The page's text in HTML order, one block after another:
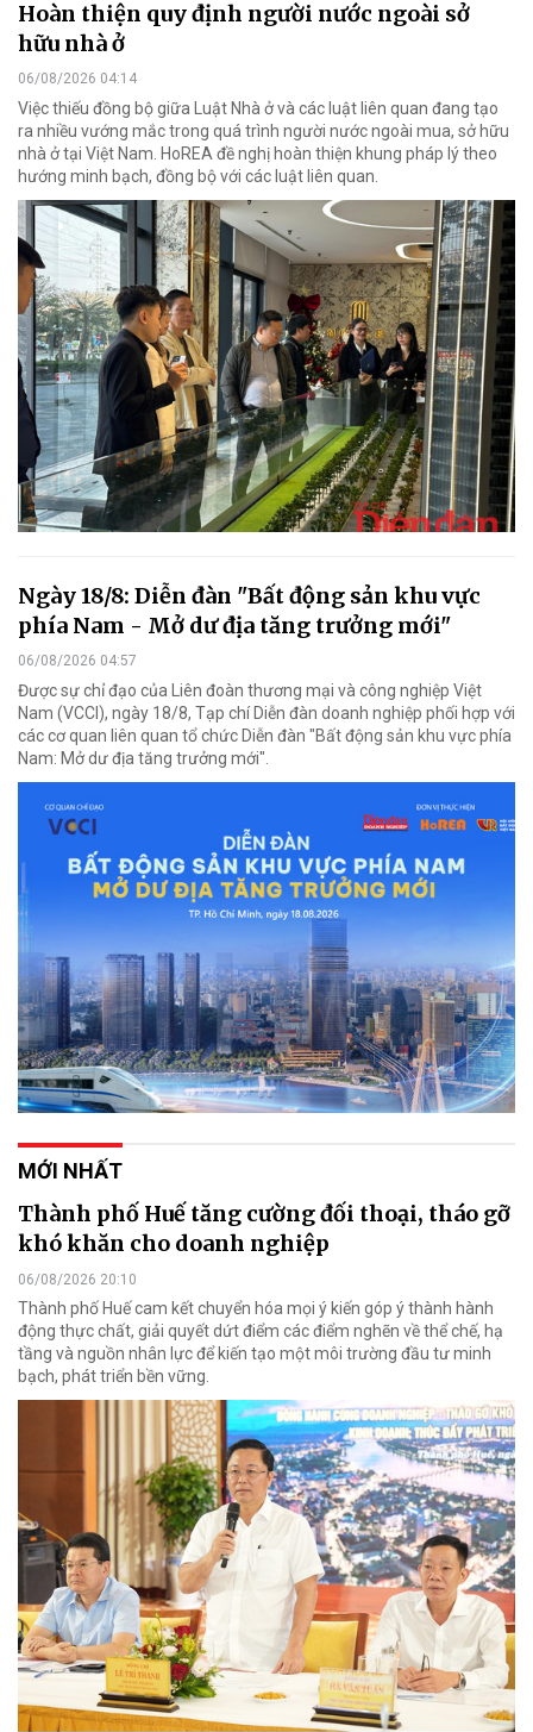
Hoàn thiện quy định người nước ngoài sở
hữu nhà ở
06/08/2026 04:14
Việc thiếu đồng bộ giữa Luật Nhà ở và các luật liên quan đang tạo
ra nhiều vướng mắc trong quá trình người nước ngoài mua, sở hữu
nhà ở tại Việt Nam. HoREA đề nghị hoàn thiện khung pháp lý theo
hướng minh bạch, đồng bộ với các luật liên quan.
Ngày 18/8: Diễn đàn "Bất động sản khu vực
phía Nam - Mở dư địa tăng trưởng mới"
06/08/2026 04:57
Được sự chỉ đạo của Liên đoàn thương mại và công nghiệp Việt
Nam (VCCI), ngày 18/8, Tạp chí Diễn đàn doanh nghiệp phối hợp với
các cơ quan liên quan tổ chức Diễn đàn "Bất động sản khu vực phía
Nam: Mở dư địa tăng trưởng mới".
MỚI NHẤT
Thành phố Huế tăng cường đối thoại, tháo gỡ
khó khăn cho doanh nghiệp
06/08/2026 20:10
Thành phố Huế cam kết chuyển hóa mọi ý kiến góp ý thành hành
động thực chất, giải quyết dứt điểm các điểm nghẽn về thể chế, hạ
tầng và nguồn nhân lực để kiến tạo một môi trường đầu tư minh
bạch, phát triển bền vững.